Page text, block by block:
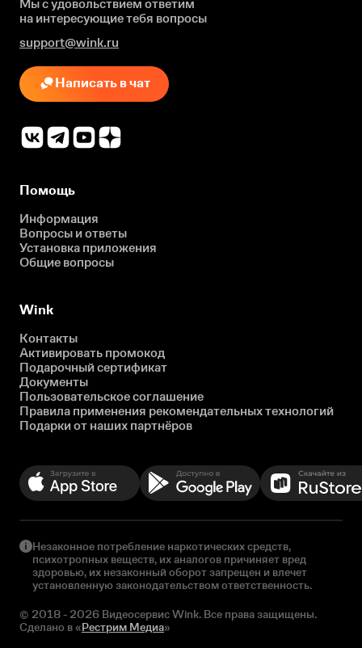
Мы с удовольствием ответим
на интересующиетебя вопросы
support@wink.ru
Написать в чат
Помощь
Информация
Вопросы и ответы
Установка приложения
Общие вопросы
Wink
Контакты
Активировать промокод
Подарочный сертификат
Документы
Пользовательское соглашение
Правила применения рекомендательных технологий
Подарки от наших партнёров
Незаконное потребление наркотических средств,
психотропных веществ, их аналогов причиняет вред
здоровью, их незаконный оборот запрещен и влечет
установленную законодательством ответственность.
© 2018 - 2026 Видеосервис Wink. Все права защищены.
Сделано в «Рестрим Медиа»